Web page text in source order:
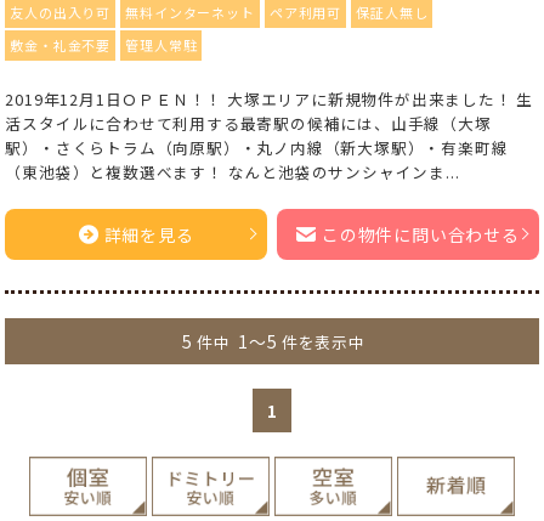
友人の出入り可
無料インターネット ペア利用可
保証人無し
敷金・礼金不要
管理人常駐
2019年12月1日ＯＰＥＮ！！ 大塚エリアに新規物件が出来ました！ 生
活スタイルに合わせて利用する最寄駅の候補には、山手線（大塚
駅）・さくらトラム（向原駅）・丸ノ内線（新大塚駅）・有楽町線
（東池袋）と複数選べます！ なんと池袋のサンシャインま...
詳細を見る この物件に問い合わせる
5 件中 1～5 件を表示中
1